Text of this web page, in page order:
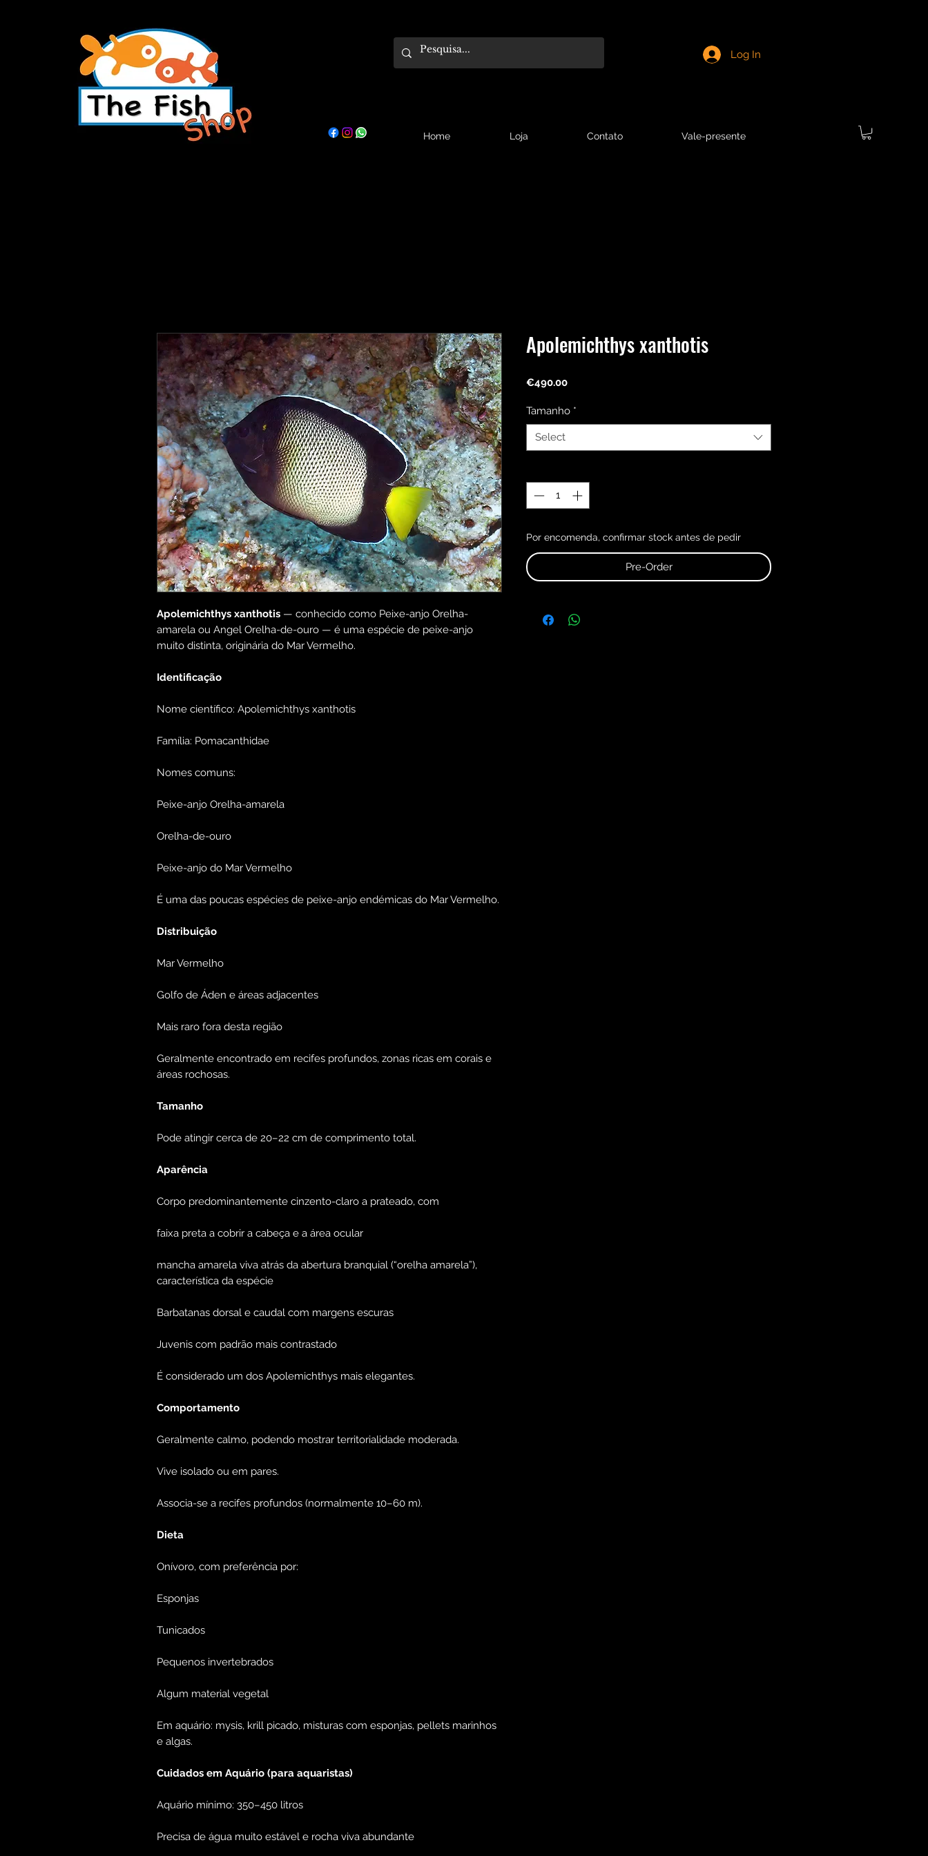
Log In
Home Loja Contato Vale-presente
Apolemichthys xanthotis — conhecido como Peixe-anjo Orelha-
amarela ou Angel Orelha-de-ouro — é uma espécie de peixe-anjo
muito distinta, originária do Mar Vermelho.
Identificação
Nome científico: Apolemichthys xanthotis
Família: Pomacanthidae
Nomes comuns:
Peixe-anjo Orelha-amarela
Orelha-de-ouro
Peixe-anjo do Mar Vermelho
É uma das poucas espécies de peixe-anjo endémicas do Mar Vermelho.
Distribuição
Mar Vermelho
Golfo de Áden e áreas adjacentes
Mais raro fora desta região
Geralmente encontrado em recifes profundos, zonas ricas em corais e
áreas rochosas.
Tamanho
Pode atingir cerca de 20–22 cm de comprimento total.
Aparência
Corpo predominantemente cinzento-claro a prateado, com
faixa preta a cobrir a cabeça e a área ocular
mancha amarela viva atrás da abertura branquial (“orelha amarela”),
característica da espécie
Barbatanas dorsal e caudal com margens escuras
Juvenis com padrão mais contrastado
É considerado um dos Apolemichthys mais elegantes.
Comportamento
Geralmente calmo, podendo mostrar territorialidade moderada.
Vive isolado ou em pares.
Associa-se a recifes profundos (normalmente 10–60 m).
Dieta
Onívoro, com preferência por:
Esponjas
Tunicados
Pequenos invertebrados
Algum material vegetal
Em aquário: mysis, krill picado, misturas com esponjas, pellets marinhos
e algas.
Cuidados em Aquário (para aquaristas)
Aquário mínimo: 350–450 litros
Precisa de água muito estável e rocha viva abundante
Apolemichthys xanthotis
€490.00Price
Tamanho *
Select
Por encomenda, confirmar stock antes de pedir
Pre-Order